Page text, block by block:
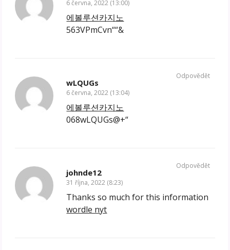
6 června, 2022 (13:00)
에볼루션카지노
563VPmCvn““&
wLQUGs
6 června, 2022 (13:04)
에볼루션카지노
068wLQUGs@+“
Odpovědět
johnde12
31 října, 2022 (8:23)
Thanks so much for this information
wordle nyt
Odpovědět